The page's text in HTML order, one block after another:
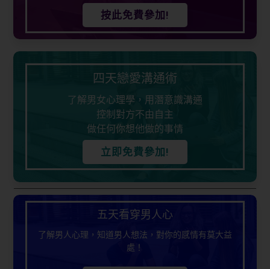
按此免費參加!
四天戀愛溝通術
了解男女心理學，用潛意識溝通
控制對方不由自主
做任何你想他做的事情
立即免費參加!
五天看穿男人心
了解男人心理，知道男人想法，對你的感情有莫大益
處！